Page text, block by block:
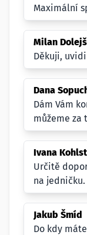
Maximální
Milan Dolejš
Děkuji,
Dana
Dám Vám
můžeme za
Ivana
Určitě
na jedničku.
Jakub Šmíd
Do kdy